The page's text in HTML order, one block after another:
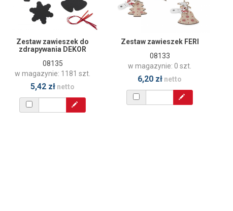
Zestaw zawieszek do
zdrapywania DEKOR
08135
w magazynie: 1181 szt.
5,42 zł netto
Zestaw zawieszek FERI
08133
w magazynie: 0 szt.
6,20 zł netto